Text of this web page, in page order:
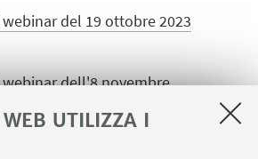
WEB UTILIZZA I
del 19 ottobre 2023
dell'8 novembre